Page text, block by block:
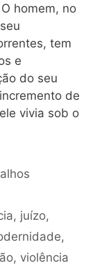
O homem, no
tem
e
do seu
de
vivia sob o
, juízo,
,
, violência